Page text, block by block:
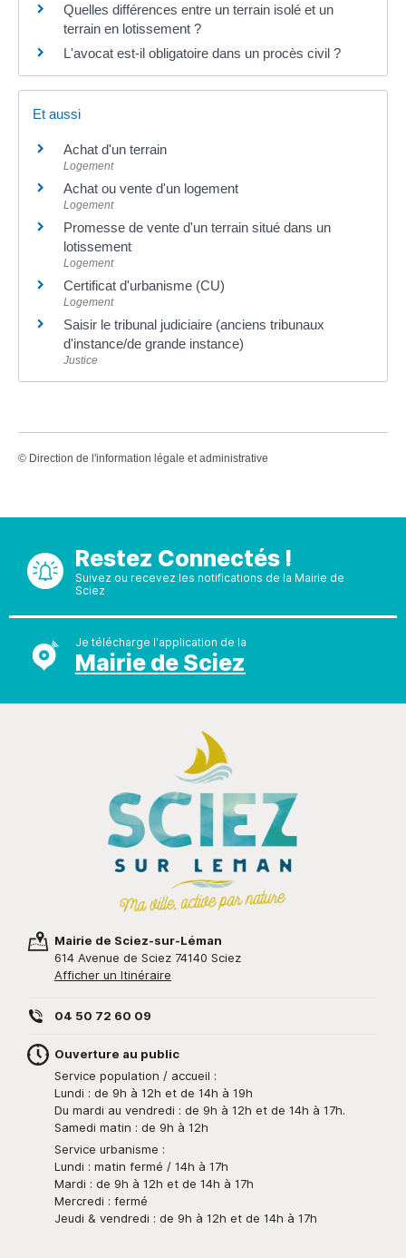
Quelles différences entre un terrain isolé et un
terrain en lotissement ?
L'avocat est-il obligatoire dans un procès civil ?
Et aussi
Achat d'un terrain
Logement
Achat ou vente d'un logement
Logement
Promesse de vente d'un terrain situé dans un
lotissement
Logement
Certificat d'urbanisme (CU)
Logement
Saisir le tribunal judiciaire (anciens tribunaux
d'instance/de grande instance)
Justice
© Direction de l'information légale et administrative
Restez Connectés !
Suivez ou recevez les notifications de la Mairie de
Sciez
Je télécharge l'application de la
Mairie de Sciez
Mairie de Sciez-sur-Léman
614 Avenue de Sciez 74140 Sciez
Afficher un Itinéraire
04 50 72 60 09
Ouverture au public
Service population / accueil :
Lundi : de 9h à 12h et de 14h à 19h
Du mardi au vendredi : de 9h à 12h et de 14h à 17h.
Samedi matin : de 9h à 12h
Service urbanisme :
Lundi : matin fermé / 14h à 17h
Mardi : de 9h à 12h et de 14h à 17h
Mercredi : fermé
Jeudi & vendredi : de 9h à 12h et de 14h à 17h